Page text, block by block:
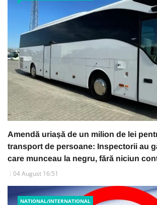
Amendă uriașă de un milion de lei
transport de persoane: Inspectorii au
care munceau la negru, fără niciun
04 August 16:51
NATIONAL/INTERNATIONAL